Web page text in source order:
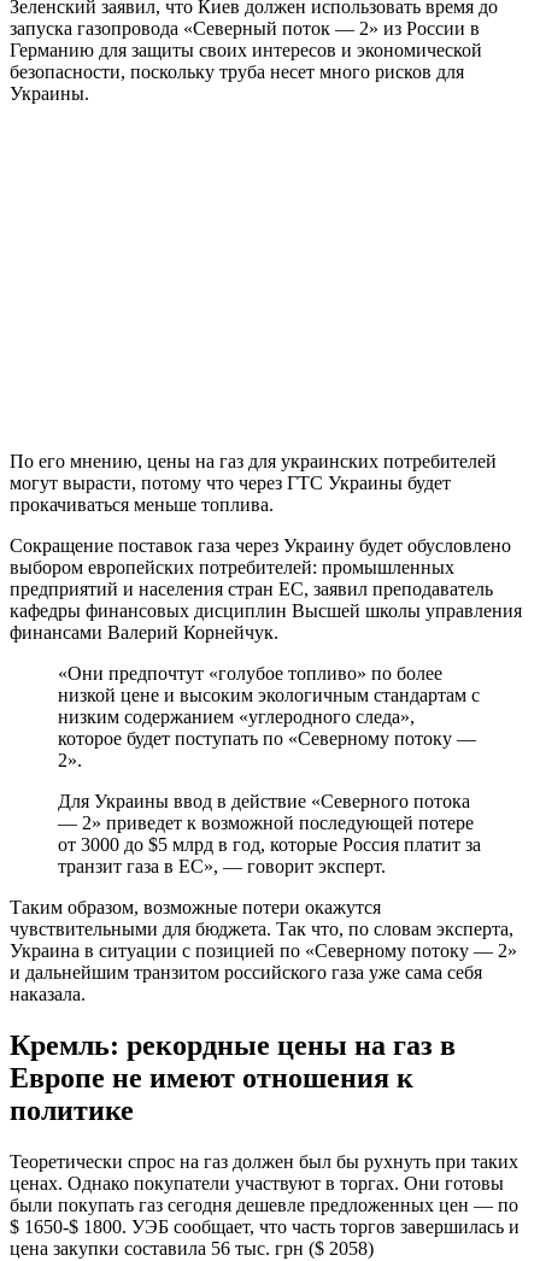
Зеленский заявил, что Киев должен использовать время до
запуска газопровода «Северный поток — 2» из России в
Германию для защиты своих интересов и экономической
безопасности, поскольку труба несет много рисков для
Украины.
По его мнению, цены на газ для украинских потребителей
могут вырасти, потому что через ГТС Украины будет
прокачиваться меньше топлива.
Сокращение поставок газа через Украину будет обусловлено
выбором европейских потребителей: промышленных
предприятий и населения стран ЕС, заявил преподаватель
кафедры финансовых дисциплин Высшей школы управления
финансами Валерий Корнейчук.
«Они предпочтут «голубое топливо» по более
низкой цене и высоким экологичным стандартам с
низким содержанием «углеродного следа»,
которое будет поступать по «Северному потоку —
2».
Для Украины ввод в действие «Северного потока
— 2» приведет к возможной последующей потере
от 3000 до $5 млрд в год, которые Россия платит за
транзит газа в ЕС», — говорит эксперт.
Таким образом, возможные потери окажутся
чувствительными для бюджета. Так что, по словам эксперта,
Украина в ситуации с позицией по «Северному потоку — 2»
и дальнейшим транзитом российского газа уже сама себя
наказала.
Кремль: рекордные цены на газ в
Европе не имеют отношения к
политике
Теоретически спрос на газ должен был бы рухнуть при таких
ценах. Однако покупатели участвуют в торгах. Они готовы
были покупать газ сегодня дешевле предложенных цен — по
$ 1650-$ 1800. УЭБ сообщает, что часть торгов завершилась и
цена закупки составила 56 тыс. грн ($ 2058)